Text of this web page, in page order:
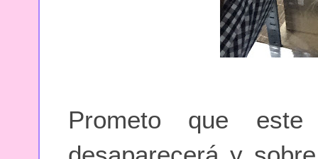
Prometo que